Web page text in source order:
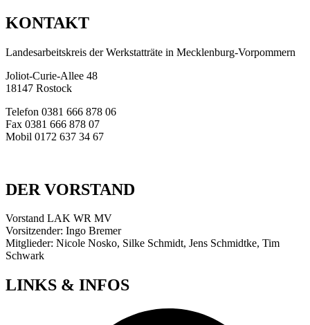
KONTAKT
Landesarbeitskreis der Werkstatträte in Mecklenburg-Vorpommern
Joliot-Curie-Allee 48
18147 Rostock
Telefon 0381 666 878 06
Fax 0381 666 878 07
Mobil 0172 637 34 67
DER VORSTAND
Vorstand LAK WR MV
Vorsitzender: Ingo Bremer
Mitglieder: Nicole Nosko, Silke Schmidt, Jens Schmidtke, Tim
Schwark
LINKS & INFOS